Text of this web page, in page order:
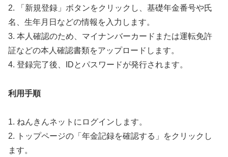
2. 「新規登録」ボタンをクリックし、基礎年金番号や氏
名、生年月日などの情報を入力します。
3. 本人確認のため、マイナンバーカードまたは運転免許
証などの本人確認書類をアップロードします。
4. 登録完了後、IDとパスワードが発行されます。
利用手順
1. ねんきんネットにログインします。
2. トップページの「年金記録を確認する」をクリックし
ます。